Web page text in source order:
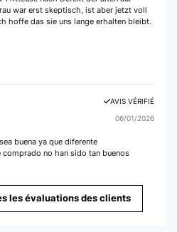
war erst skeptisch, ist aber jetzt voll
hoffe das sie uns lange erhalten bleibt.
AVIS VÉRIFIÉ
06/01/2026
buena ya que diferente
no han sido tan buenos
les évaluations des clients